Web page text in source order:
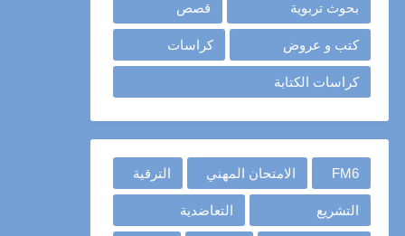
بحوث تربوية قصص
كتب و عروض كراسات
كراسات الكتابة
FM6 الامتحان المهني الترقية
التشريع التعاضدية